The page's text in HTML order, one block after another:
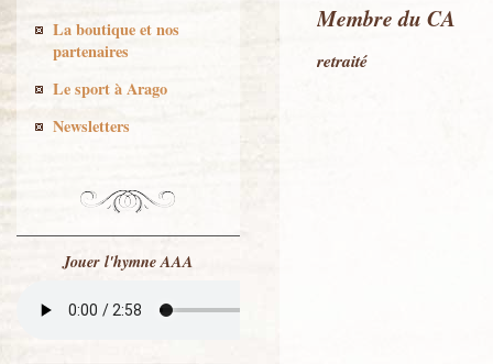
Membre du CA
retraité
La boutique et nos
partenaires
Le sport à Arago
Newsletters
Jouer l'hymne AAA